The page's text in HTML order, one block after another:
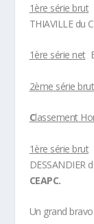
1ère série brut
THIAVILLE
1ère série net
2ème série brut
Classement
1ère série brut
DESSANDIER
CEAPC.
Un grand bravo